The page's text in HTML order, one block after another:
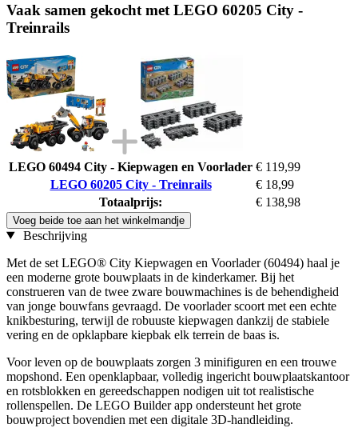
Vaak samen gekocht met LEGO 60205 City -
Treinrails
LEGO 60494 City - Kiepwagen en Voorlader € 119,99
LEGO 60205 City - Treinrails
€ 18,99
Totaalprijs:
€ 138,98
Voeg beide toe aan het winkelmandje
Beschrijving
Met de set LEGO® City Kiepwagen en Voorlader (60494) haal je
een moderne grote bouwplaats in de kinderkamer. Bij het
construeren van de twee zware bouwmachines is de behendigheid
van jonge bouwfans gevraagd. De voorlader scoort met een echte
knikbesturing, terwijl de robuuste kiepwagen dankzij de stabiele
vering en de opklapbare kiepbak elk terrein de baas is.
Voor leven op de bouwplaats zorgen 3 minifiguren en een trouwe
mopshond. Een openklapbaar, volledig ingericht bouwplaatskantoor
en rotsblokken en gereedschappen nodigen uit tot realistische
rollenspellen. De LEGO Builder app ondersteunt het grote
bouwproject bovendien met een digitale 3D-handleiding.